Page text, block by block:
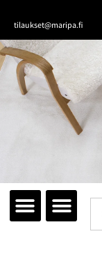
tilaukset@maripa.fi